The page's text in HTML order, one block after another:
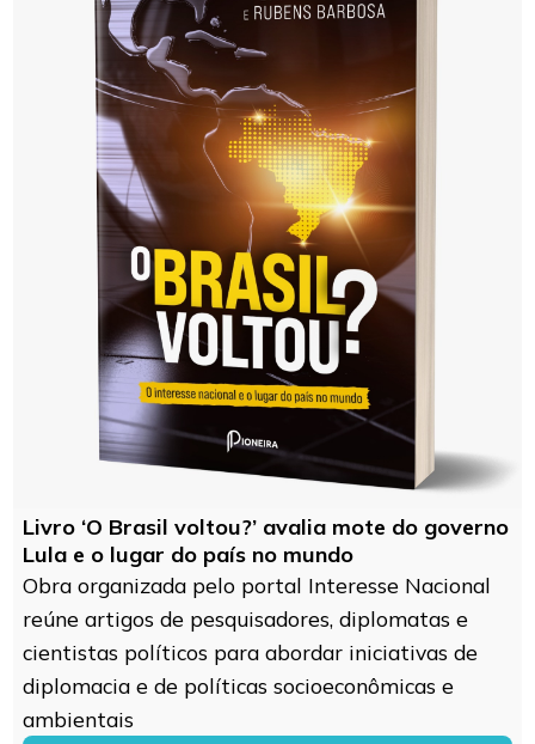
Livro ‘O Brasil voltou?’ avalia mote do governo
Lula e o lugar do país no mundo
Obra organizada pelo portal Interesse Nacional
reúne artigos de pesquisadores, diplomatas e
cientistas políticos para abordar iniciativas de
diplomacia e de políticas socioeconômicas e
ambientais